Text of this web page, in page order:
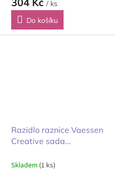
/ ks
Do košíku
Razidlo raznice Vaessen
Creative sada
Skladem (1 ks)